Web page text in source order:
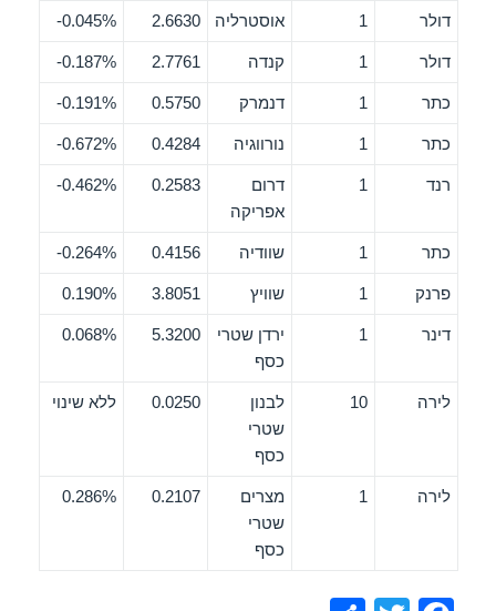
דולר 1 אוסטרליה 2.6630
0.045%-
דולר 1 קנדה 2.7761
0.187%-
כתר 1 דנמרק 0.5750
0.191%-
כתר 1 נורווגיה 0.4284
0.672%-
רנד 1
דרום
אפריקה
0.2583
0.462%-
כתר 1 שוודיה 0.4156
0.264%-
פרנק 1 שוויץ 3.8051
0.190%
דינר 1
ירדן שטרי
כסף
5.3200
0.068%
לירה 10
לבנון
שטרי
כסף
0.0250 ללא שינוי
לירה 1
מצרים
שטרי
כסף
0.2107
0.286%